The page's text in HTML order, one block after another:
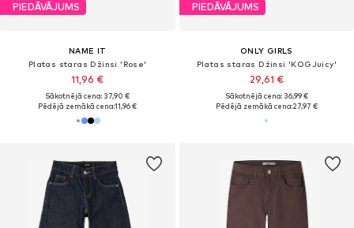
PIEDĀVĀJUMS
NAME IT
Platas staras Džinsi 'Rose'
11,96 €
Sākotnējā cena: 37,90 €
Pēdējā zemākā cena:11,96 €
PIEDĀVĀJUMS
ONLY GIRLS
Platas staras Džinsi 'KOGJuicy'
29,61 €
Sākotnējā cena: 36,99 €
Pēdējā zemākā cena:27,97 €